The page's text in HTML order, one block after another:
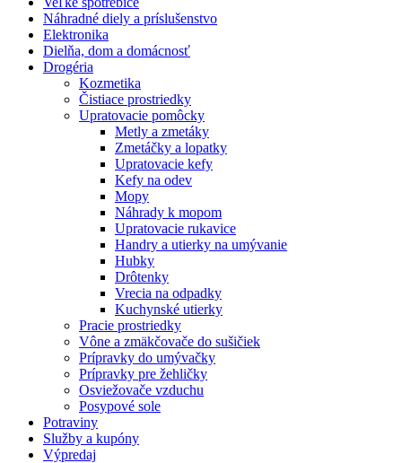
Náhradné diely a príslušenstvo
Elektronika
Dielňa, dom a domácnosť
Drogéria
Kozmetika
Čistiace prostriedky
Upratovacie pomôcky
Metly a zmetáky
Zmetáčky a lopatky
Upratovacie kefy
Kefy na odev
Mopy
Náhrady k mopom
Upratovacie rukavice
Handry a utierky na umývanie
Hubky
Drôtenky
Vrecia na odpadky
Kuchynské utierky
Pracie prostriedky
Vône a zmäkčovače do sušičiek
Prípravky do umývačky
Prípravky pre žehličky
Osviežovače vzduchu
Posypové sole
Potraviny
Služby a kupóny
Výpredaj